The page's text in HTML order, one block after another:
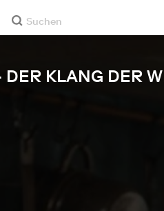
DER KLANG DER